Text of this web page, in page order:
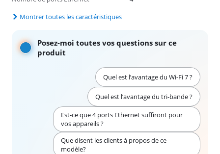
Montrer toutes les caractéristiques
Posez-moi toutes vos questions sur ce
produit
Quel est l’avantage du Wi-Fi 7 ?
Quel est l’avantage du tri-bande ?
Est-ce que 4 ports Ethernet suffiront pour
vos appareils ?
Que disent les clients à propos de ce
modèle?